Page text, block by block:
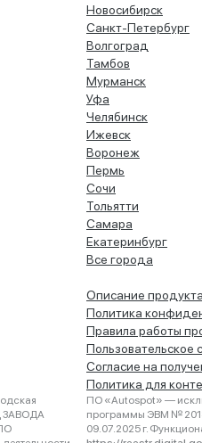
Новосибирск
Санкт-Петербург
Волгоград
Тамбов
Мурманск
Уфа
Челябинск
Ижевск
Воронеж
Пермь
Сочи
Тольятти
Самара
Екатеринбург
Все города
Описание продукта
Политика
Правила работы
Пользовательское
Согласие на
Политика для
ЗАВОДА
ПО «Autospot» —
программы ЭВМ №
09.07.2025 г.